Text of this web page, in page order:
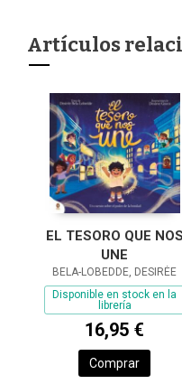
Artículos
EL TESORO QUE NOS
UNE
BELA-LOBEDDE, DESIRÉE
Disponible en stock en la
librería
16,95 €
Comprar